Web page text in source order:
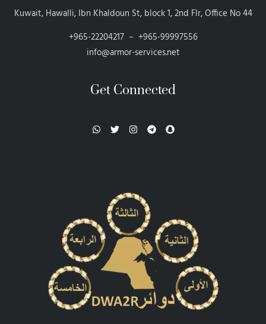
Kuwait, Hawalli, Ibn Khaldoun St, block 1, 2nd Flr, Office No 44
+965-22204217 – +965-99997556
info@armor-services.net
Get Connected